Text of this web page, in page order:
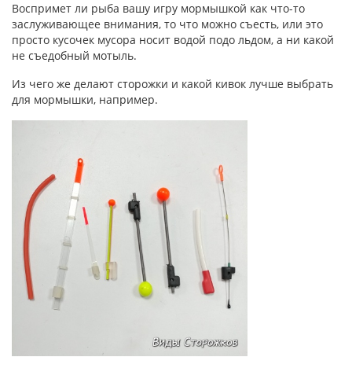
Воспримет ли рыба вашу игру мормышкой как что-то
заслуживающее внимания, то что можно съесть, или это
просто кусочек мусора носит водой подо льдом, а ни какой
не съедобный мотыль.
Из чего же делают сторожки и какой кивок лучше выбрать
для мормышки, например.